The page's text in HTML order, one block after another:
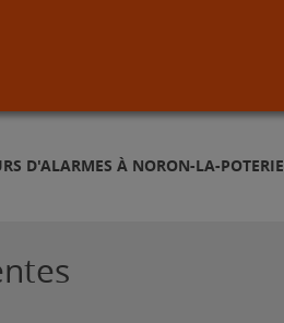
D'ALARMES À NORON-LA-POTERIE